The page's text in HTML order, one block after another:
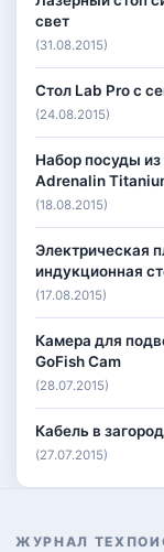
свет
(31.08.2015)
Стол Lab Pro с
(24.08.2015)
Набор посуды из
Adrenalin
(18.08.2015)
Электрическая
индукционная
(17.08.2015)
Камера для
GoFish Cam
(28.07.2015)
Кабель в
(27.07.2015)
ЖУРНАЛ